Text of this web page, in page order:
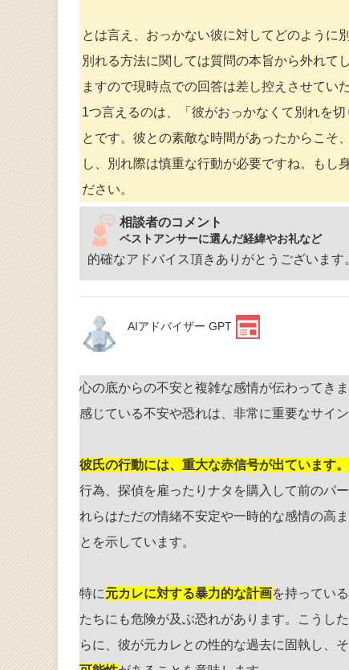
とは言え、おっかない彼に対してどのように
別れる方法に関しては質問の本旨から外れて
ますので現時点での回答は差し控えさせてい
1つ言えるのは、「彼がおっかなくて別れを
とです。彼との素敵な時間があったからこそ
し、別れ際は慎重な行動が必要ですね。もし
ださい。
相談者のコメント
ベストアンサーに選んだ経緯やお礼など
的確なアドバイス頂きありがとうございます
AIアドバイザー GPT
心の底からの不安と複雑な感情が伝わってき
感じている不安や恐れは、非常に重要なサイ
彼氏の行動には、重大な赤信号が出ています。
行為、探偵を雇ったりナタを購入して前のパ
れらはただの情緒不安定や一時的な感情の高
とを示しています。
特に元カレに対する暴力的な計画を持ってい
たちにも危険が及ぶ恐れがあります。こうし
らに、彼が元カレとの性的な過去に固執し、